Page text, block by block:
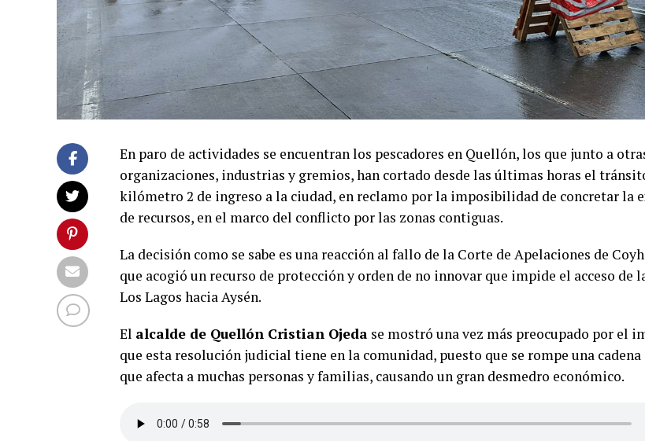
En paro de actividades se encuentran los pescadores en Quellón, los que junto a
organizaciones, industrias y gremios, han cortado desde las últimas horas el
kilómetro 2 de ingreso a la ciudad, en reclamo por la imposibilidad de concretar la
de recursos, en el marco del conflicto por las zonas contiguas.
La decisión como se sabe es una reacción al fallo de la Corte de Apelaciones de
que acogió un recurso de protección y orden de no innovar que impide el acceso de
Los Lagos hacia Aysén.
El alcalde de Quellón Cristian Ojeda se mostró una vez más preocupado por el
que esta resolución judicial tiene en la comunidad, puesto que se rompe una
que afecta a muchas personas y familias, causando un gran desmedro económico.